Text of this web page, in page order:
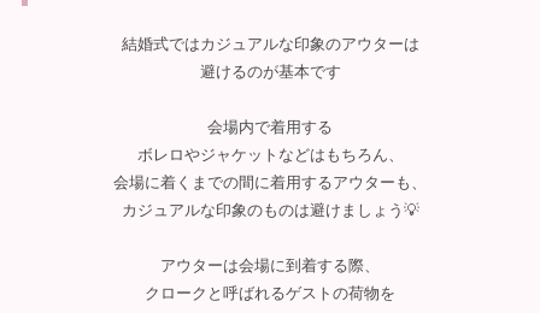
結婚式ではカジュアルな印象のアウターは
避けるのが基本です
会場内で着用する
ボレロやジャケットなどはもちろん、
会場に着くまでの間に着用するアウターも、
カジュアルな印象のものは避けましょう💡
アウターは会場に到着する際、
クロークと呼ばれるゲストの荷物を